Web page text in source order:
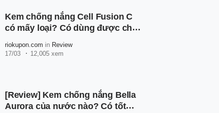
Kem chống nắng Cell Fusion C
có mấy loại? Có dùng được cho
riokupon.com in Review
17/03
12,005 xem
[Review] Kem chống nắng Bella
Aurora của nước nào? Có tốt